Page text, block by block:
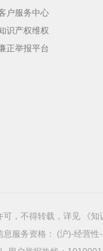
户服务中心
识产权维权
正举报平台
可，不得转载，详见 《
服务资格： (沪)-经营性